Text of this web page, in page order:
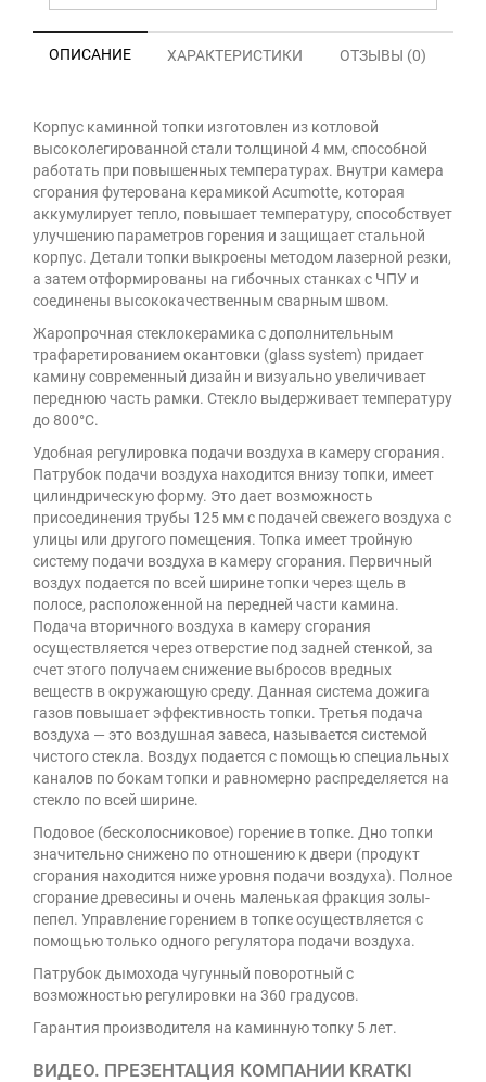
ОПИСАНИЕ ХАРАКТЕРИСТИКИ ОТЗЫВЫ (0)
Корпус каминной топки изготовлен из котловой
высоколегированной стали толщиной 4 мм, способной
работать при повышенных температурах. Внутри камера
сгорания футерована керамикой Acumotte, которая
аккумулирует тепло, повышает температуру, способствует
улучшению параметров горения и защищает стальной
корпус. Детали топки выкроены методом лазерной резки,
а затем отформированы на гибочных станках с ЧПУ и
соединены высококачественным сварным швом.
Жаропрочная стеклокерамика с дополнительным
трафаретированием окантовки (glass system) придает
камину современный дизайн и визуально увеличивает
переднюю часть рамки. Стекло выдерживает температуру
до 800°C.
Удобная регулировка подачи воздуха в камеру сгорания.
Патрубок подачи воздуха находится внизу топки, имеет
цилиндрическую форму. Это дает возможность
присоединения трубы 125 мм с подачей свежего воздуха с
улицы или другого помещения. Топка имеет тройную
систему подачи воздуха в камеру сгорания. Первичный
воздух подается по всей ширине топки через щель в
полосе, расположенной на передней части камина.
Подача вторичного воздуха в камеру сгорания
осуществляется через отверстие под задней стенкой, за
счет этого получаем снижение выбросов вредных
веществ в окружающую среду. Данная система дожига
газов повышает эффективность топки. Третья подача
воздуха — это воздушная завеса, называется системой
чистого стекла. Воздух подается с помощью специальных
каналов по бокам топки и равномерно распределяется на
стекло по всей ширине.
Подовое (бесколосниковое) горение в топке. Дно топки
значительно снижено по отношению к двери (продукт
сгорания находится ниже уровня подачи воздуха). Полное
сгорание древесины и очень маленькая фракция золы-
пепел. Управление горением в топке осуществляется с
помощью только одного регулятора подачи воздуха.
Патрубок дымохода чугунный поворотный с
возможностью регулировки на 360 градусов.
Гарантия производителя на каминную топку 5 лет.
ВИДЕО. ПРЕЗЕНТАЦИЯ КОМПАНИИ KRATKI